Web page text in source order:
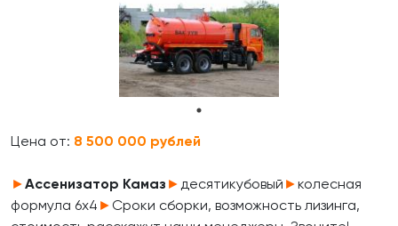
Цена от: 8 500 000 рублей
►Ассенизатор Камаз ► десятикубовый ►колесная
формула 6х4 ► Сроки сборки, возможность лизинга,